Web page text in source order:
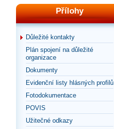
Přílohy
Důležité kontakty
Plán spojení na důležité
organizace
Dokumenty
Evidenční listy hlásných profilů
Fotodokumentace
POVIS
Užitečné odkazy